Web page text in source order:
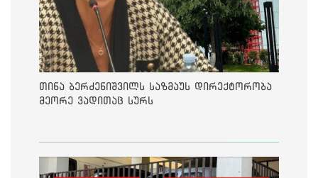
თინა ბერძენიშვილს საზმაუს დირექტორობა
მეორე ვადითაც სურს